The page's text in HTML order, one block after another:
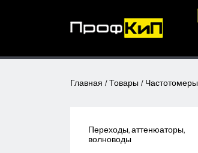
Главная / Товары / Частотомеры
Переходы, аттенюаторы,
волноводы